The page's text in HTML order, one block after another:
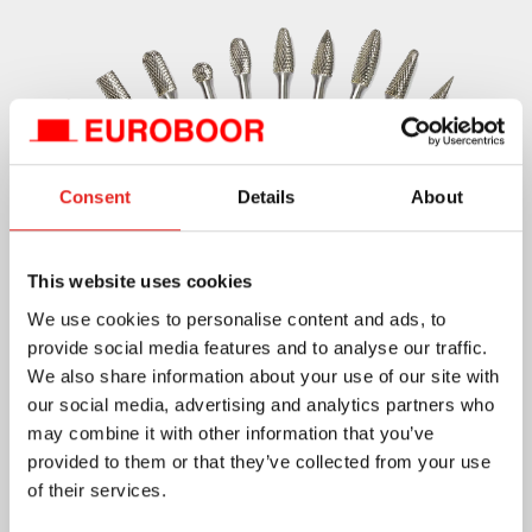
Consent Details About
This website uses cookies
We use cookies to personalise content and ads, to
provide social media features and to analyse our traffic.
We also share information about your use of our site with
our social media, advertising and analytics partners who
may combine it with other information that you’ve
provided to them or that they’ve collected from your use
of their services.
Diamond Cut – Control absoluto y resultados pulidos
11 tipos disponibles
Dentado extrafino para acabados de precisión en
aceros más duros
Proporciona un mecanizado suave con virutas mínimas